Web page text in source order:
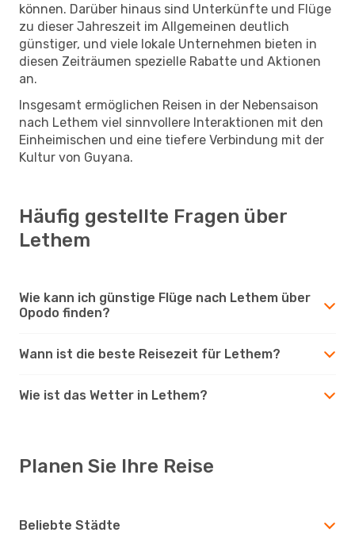
können. Darüber hinaus sind Unterkünfte und Flüge
zu dieser Jahreszeit im Allgemeinen deutlich
günstiger, und viele lokale Unternehmen bieten in
diesen Zeiträumen spezielle Rabatte und Aktionen
an.
Insgesamt ermöglichen Reisen in der Nebensaison
nach Lethem viel sinnvollere Interaktionen mit den
Einheimischen und eine tiefere Verbindung mit der
Kultur von Guyana.
Häufig gestellte Fragen über
Lethem
Wie kann ich günstige Flüge nach Lethem über
Opodo finden?
Wann ist die beste Reisezeit für Lethem?
Wie ist das Wetter in Lethem?
Planen Sie Ihre Reise
Beliebte Städte